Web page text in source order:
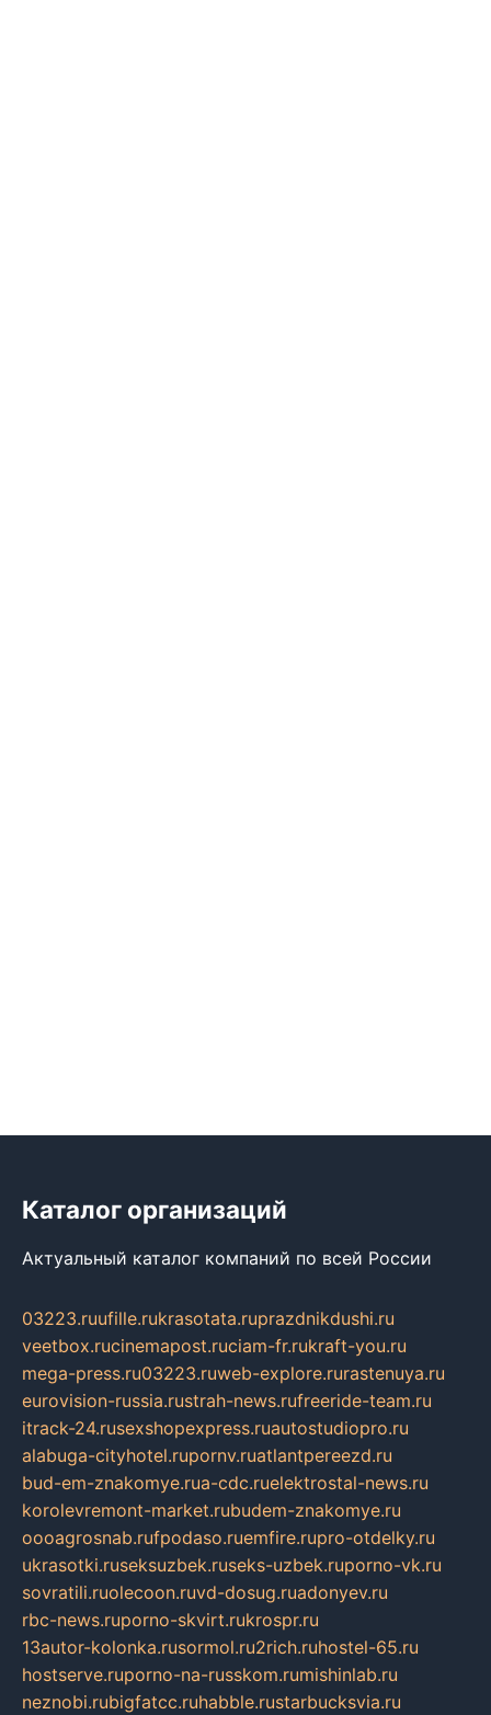
Каталог организаций
Актуальный каталог компаний по всей России
03223.ruufille.rukrasotata.ruprazdnikdushi.ru
veetbox.rucinemapost.ruciam-fr.rukraft-you.ru
mega-press.ru03223.ruweb-explore.rurastenuya.ru
eurovision-russia.rustrah-news.rufreeride-team.ru
itrack-24.rusexshopexpress.ruautostudiopro.ru
alabuga-cityhotel.rupornv.ruatlantpereezd.ru
bud-em-znakomye.rua-cdc.ruelektrostal-news.ru
korolevremont-market.rubudem-znakomye.ru
oooagrosnab.rufpodaso.ruemfire.rupro-otdelky.ru
ukrasotki.ruseksuzbek.ruseks-uzbek.ruporno-vk.ru
sovratili.ruolecoon.ruvd-dosug.ruadonyev.ru
rbc-news.ruporno-skvirt.rukrospr.ru
13autor-kolonka.rusormol.ru2rich.ruhostel-65.ru
hostserve.ruporno-na-russkom.rumishinlab.ru
neznobi.rubigfatcc.ruhabble.rustarbucksvia.ru